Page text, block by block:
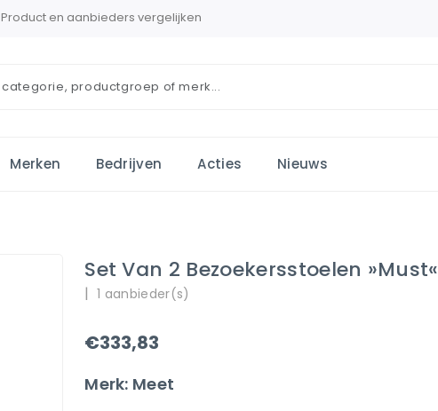
Product en aanbieders vergelijken
Merken Bedrijven Acties Nieuws
Set Van 2 Bezoekersstoelen »Must«
|1 aanbieder(s)
€333,83
Merk: Meet